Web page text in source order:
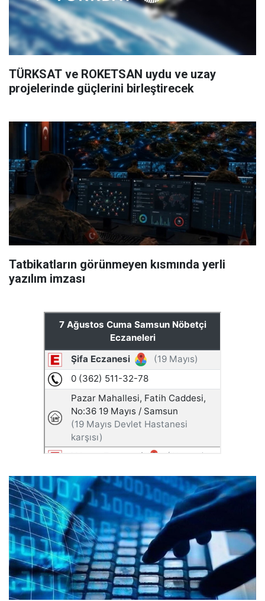
TÜRKSAT ve ROKETSAN uydu ve uzay
projelerinde güçlerini birleştirecek
Tatbikatların görünmeyen kısmında yerli
yazılım imzası